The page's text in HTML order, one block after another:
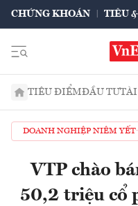
CHỨNG KHOÁN TIÊU
TIÊU ĐIỂMĐẦU TƯ
DOANH NGHIỆP NIÊM YẾT
VTP chào
50,2 triệu cổ